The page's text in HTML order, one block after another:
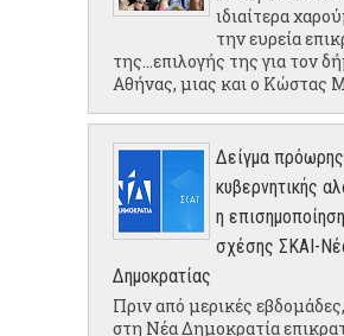
ιδιαίτερα
την ευρεία
της...επιλογής της για τον
Αθήνας, μιας και ο Κώστας
Δείγμα πρόωρης
κυβερνητικής
η
σχέσης ΣΚΑΙ-
Δημοκρατίας
Πριν από μερικές
στη Νέα Δημοκρατία